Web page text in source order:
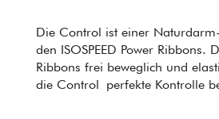
Die Control ist einer
den ISOSPEED Power
Ribbons frei beweglich und
die Control perfekte Kontrolle